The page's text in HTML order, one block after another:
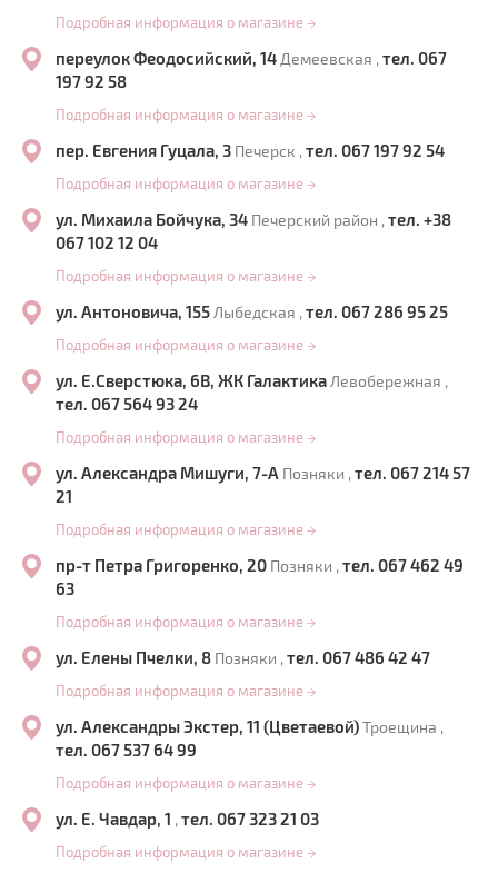
Подробная информация о магазине →
переулок Феодосийский, 14 Демеевская , тел. 067
197 92 58
Подробная информация о магазине →
пер. Евгения Гуцала, 3 Печерск , тел. 067 197 92 54
Подробная информация о магазине →
ул. Михаила Бойчука, 34 Печерский район , тел. +38
067 102 12 04
Подробная информация о магазине →
ул. Антоновича, 155Лыбедская , тел. 067 286 95 25
Подробная информация о магазине →
ул. Е.Сверстюка, 6В, ЖК ГалактикаЛевобережная ,
тел. 067 564 93 24
Подробная информация о магазине →
ул. Александра Мишуги, 7-А Позняки , тел. 067 214 57
21
Подробная информация о магазине →
пр-т Петра Григоренко, 20 Позняки , тел. 067 462 49
63
Подробная информация о магазине →
ул. Елены Пчелки, 8 Позняки , тел. 067 486 42 47
Подробная информация о магазине →
ул. Александры Экстер, 11 (Цветаевой)Троещина ,
тел. 067 537 64 99
Подробная информация о магазине →
ул. Е. Чавдар, 1 , тел. 067 323 21 03
Подробная информация о магазине →